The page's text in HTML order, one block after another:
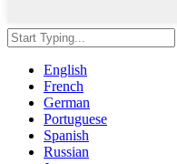
English
French
German
Portuguese
Spanish
Russian